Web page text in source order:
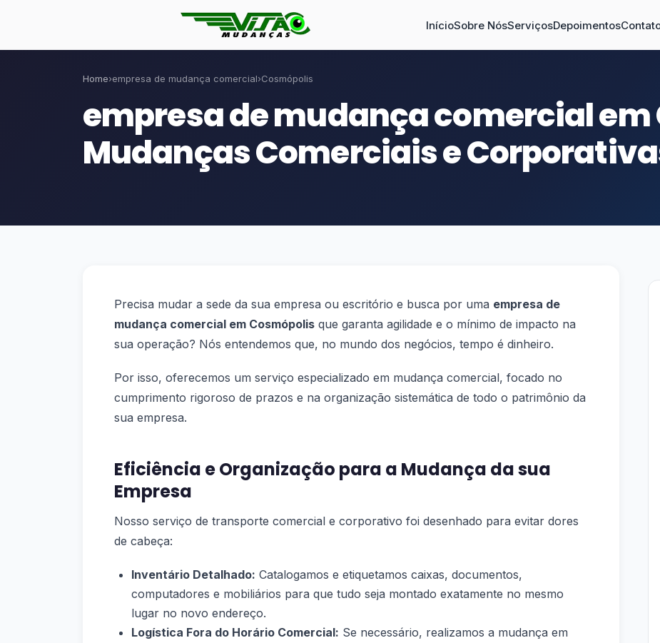
InícioSobre NósServiçosDepoimentos
Home›empresa de mudança comercial›Cosmópolis
empresa de mudança comercial em
Mudanças Comerciais e
Precisa mudar a sede da sua empresa ou escritório e busca por uma empresa de
mudança comercial em Cosmópolis que garanta agilidade e o mínimo de impacto na
sua operação? Nós entendemos que, no mundo dos negócios, tempo é dinheiro.
Por isso, oferecemos um serviço especializado em mudança comercial, focado no
cumprimento rigoroso de prazos e na organização sistemática de todo o patrimônio da
sua empresa.
Eficiência e Organização para a Mudança da sua
Empresa
Nosso serviço de transporte comercial e corporativo foi desenhado para evitar dores
de cabeça:
Inventário Detalhado: Catalogamos e etiquetamos caixas, documentos,
computadores e mobiliários para que tudo seja montado exatamente no mesmo
lugar no novo endereço.
Logística Fora do Horário Comercial: Se necessário, realizamos a mudança em